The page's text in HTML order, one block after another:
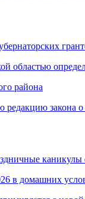
областью
района
закона о
в домашних